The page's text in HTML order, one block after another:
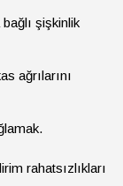
şişkinlik
ağrılarını
rahatsızlıkları